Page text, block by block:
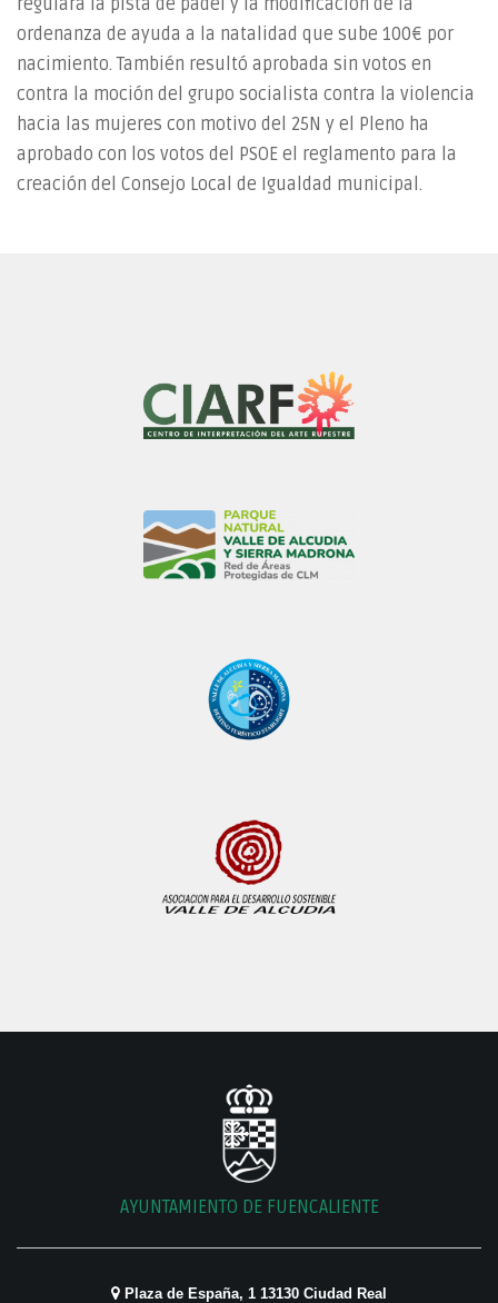
ordenanza de ayuda a la natalidad que sube 100€ por
nacimiento. También resultó aprobada sin votos en
contra la moción del grupo socialista contra la violencia
hacia las mujeres con motivo del 25N y el Pleno ha
aprobado con los votos del PSOE el reglamento para la
creación del Consejo Local de Igualdad municipal.
AYUNTAMIENTO DE FUENCALIENTE
Plaza de España, 1 13130 Ciudad Real